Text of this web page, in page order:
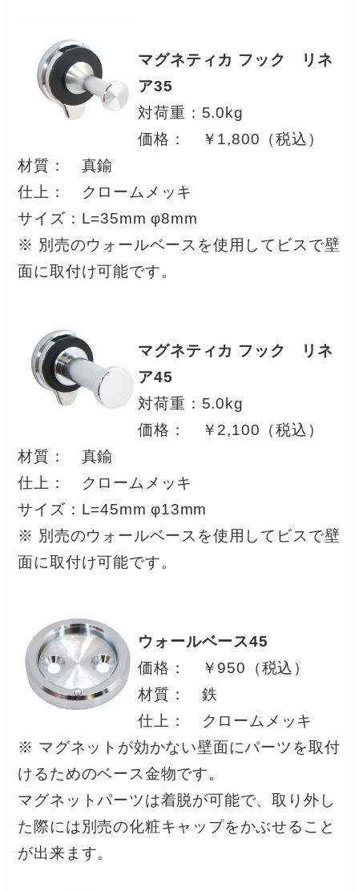
マグネティカ フック リネ
ア35
対荷重：5.0kg
価格： ￥1,800（税込）
材質： 真鍮
仕上： クロームメッキ
サイズ：L=35mm φ8mm
※ 別売のウォールベースを使用してビスで壁
面に取付け可能です。
マグネティカ フック リネ
ア45
対荷重：5.0kg
価格： ￥2,100（税込）
材質： 真鍮
仕上： クロームメッキ
サイズ：L=45mm φ13mm
※ 別売のウォールベースを使用してビスで壁
面に取付け可能です。
ウォールベース45
価格： ￥950（税込）
材質： 鉄
仕上： クロームメッキ
※ マグネットが効かない壁面にパーツを取付
けるためのベース金物です。
マグネットパーツは着脱が可能で、取り外し
た際には別売の化粧キャップをかぶせること
が出来ます。